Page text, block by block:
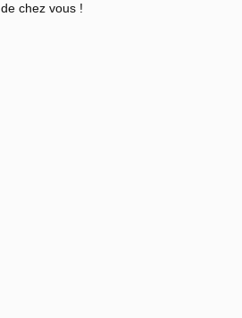
de chez vous !